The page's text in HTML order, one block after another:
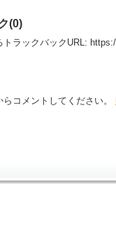
(0)
トラックバックURL:
らコメントしてください。